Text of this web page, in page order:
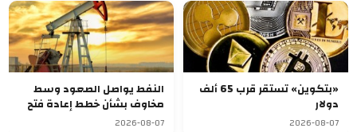
«بتكوين» تستقر قرب 65 ألف
دولار
2026-08-07
النفط يواصل الصعود وسط
مخاوف بشأن خطط إعادة فتح
مضيق هرمز
2026-08-07